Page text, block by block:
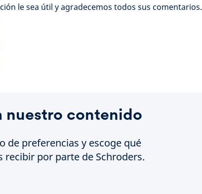
le sea útil y agradecemos todos sus comentarios.
nuestro contenido
de preferencias y escoge qué
por parte de Schroders.